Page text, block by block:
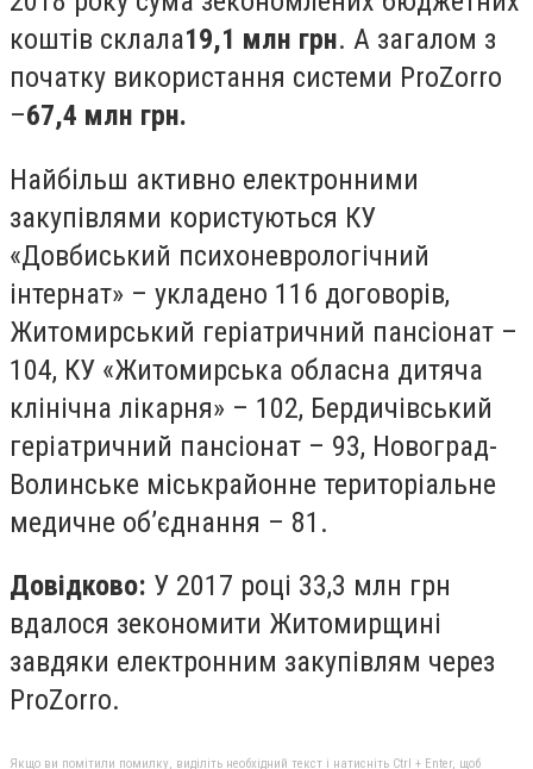
коштів склала19,1 млн грн. А загалом з
початку використання системи ProZorro
–67,4 млн грн.
Найбільш активно електронними
закупівлями користуються КУ
«Довбиський психоневрологічний
інтернат» – укладено 116 договорів,
Житомирський геріатричний пансіонат –
104, КУ «Житомирська обласна дитяча
клінічна лікарня» – 102, Бердичівський
геріатричний пансіонат – 93, Новоград-
Волинське міськрайонне територіальне
медичне об’єднання – 81.
Довідково: У 2017 році 33,3 млн грн
вдалося зекономити Житомирщині
завдяки електронним закупівлям через
ProZorro.
Якщо ви помітили помилку, виділіть необхідний текст і натисніть Ctrl + Enter, щоб